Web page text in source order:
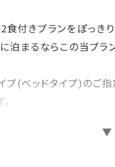
付きプランをぽっき
泊まるならこの当プラ
プ(ベッドタイプ)のご
ますようお願いいたしま
▼